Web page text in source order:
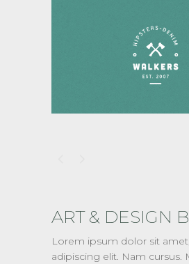
ART & DESIGN
Lorem ipsum dolor sit
adipiscing elit. Nam cursus.